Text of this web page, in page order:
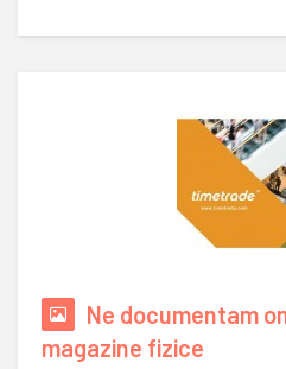
Ne documentam
magazine fizice